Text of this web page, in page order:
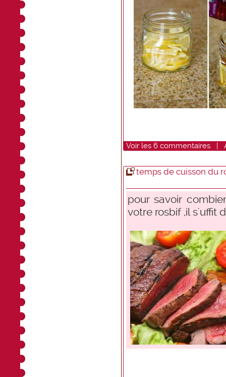
Voir les 6 commentaires |
temps de cuisson du
pour savoir
votre rosbif ,il s'uffit